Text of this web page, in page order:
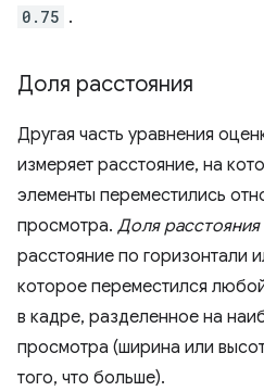
0.75 .
Доля расстояния
Другая часть уравнения
измеряет расстояние, на
элементы переместились
просмотра. Доля расстояния
расстояние по горизонтали
которое переместился
в кадре, разделенное на
просмотра (ширина или
того, что больше).